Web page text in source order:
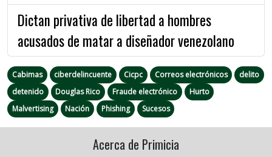
Dictan privativa de libertad a hombres
acusados de matar a diseñador venezolano
Cabimas ciberdelincuente Cicpc Correos electrónicos
delito
detenido
Douglas Rico Fraude electrónico
Hurto
Malvertising
Nación Phishing Sucesos
Acerca de Primicia